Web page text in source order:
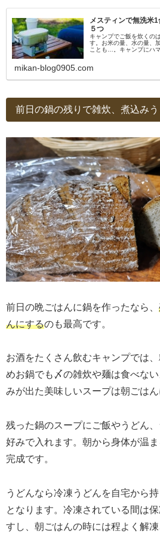
メスティンで無洗米
５つ
キャンプでご飯を炊くの
す。お米の量、水の量、
ことも…。キャンプにハ
mikan-blog0905.com
前日の鍋の残りで雑炊、煮込み
前日の晩ごはんに鍋を作ったなら、
んにするのも最高です。
お酒をたくさん飲むキャンプでは
めお鍋でも〆の雑炊や麺は食べな
みが出た美味しいスープは朝ごはん
残った鍋のスープにご飯やうどん
好みで入れます。朝から身体が温
完成です。
うどんなら冷凍うどんを自宅から
となります。冷凍されている間は
すし、朝ごはんの時には程よく解